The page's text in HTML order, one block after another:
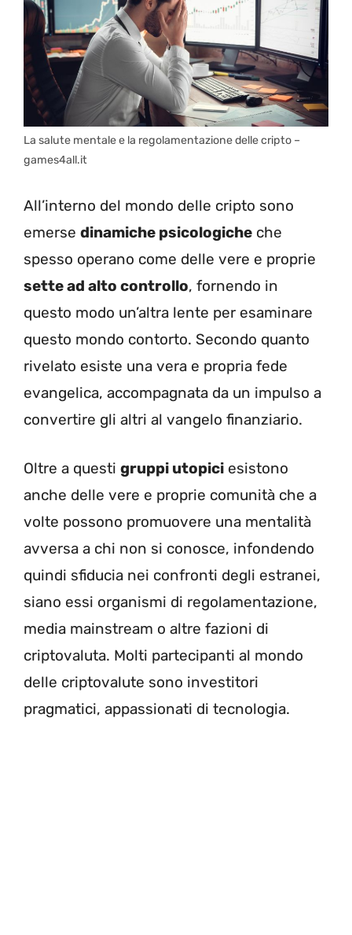
La salute mentale e la regolamentazione delle cripto –
games4all.it
All’interno del mondo delle cripto sono
emerse dinamiche psicologiche che
spesso operano come delle vere e proprie
sette ad alto controllo, fornendo in
questo modo un’altra lente per esaminare
questo mondo contorto. Secondo quanto
rivelato esiste una vera e propria fede
evangelica, accompagnata da un impulso a
convertire gli altri al vangelo finanziario.
Oltre a questi gruppi utopici esistono
anche delle vere e proprie comunità che a
volte possono promuovere una mentalità
avversa a chi non si conosce, infondendo
quindi sfiducia nei confronti degli estranei,
siano essi organismi di regolamentazione,
media mainstream o altre fazioni di
criptovaluta. Molti partecipanti al mondo
delle criptovalute sono investitori
pragmatici, appassionati di tecnologia.